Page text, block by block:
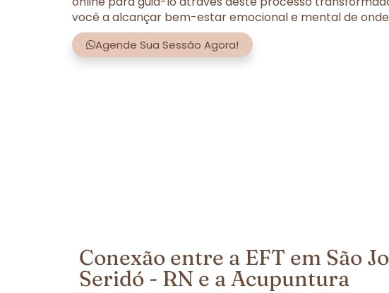
você a alcançar bem-estar emocional e mental de
Agende Sua Sessão Agora!
Conexão entre a EFT em São
Seridó - RN e a Acupuntura